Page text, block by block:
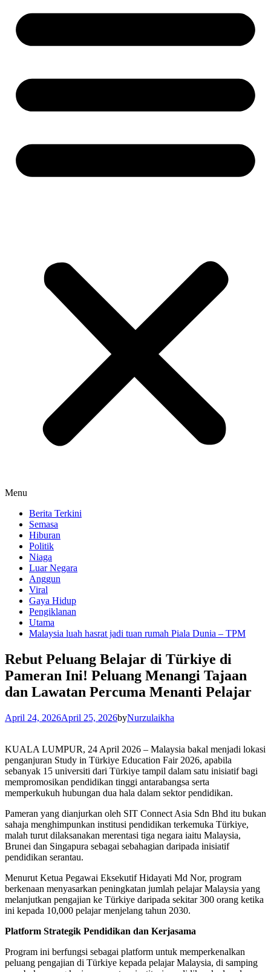
Menu
Berita Terkini
Semasa
Hiburan
Politik
Niaga
Luar Negara
Anggun
Viral
Gaya Hidup
Pengiklanan
Utama
Malaysia luah hasrat jadi tuan rumah Piala Dunia – TPM
Rebut Peluang Belajar di Türkiye di
Pameran Ini! Peluang Menangi Tajaan
dan Lawatan Percuma Menanti Pelajar
April 24, 2026April 25, 2026byNurzulaikha
KUALA LUMPUR, 24 April 2026 – Malaysia bakal menjadi lokasi
penganjuran Study in Türkiye Education Fair 2026, apabila
sebanyak 15 universiti dari Türkiye tampil dalam satu inisiatif bagi
mempromosikan pendidikan tinggi antarabangsa serta
memperkukuh hubungan dua hala dalam sektor pendidikan.
Pameran yang dianjurkan oleh SIT Connect Asia Sdn Bhd itu bukan
sahaja menghimpunkan institusi pendidikan terkemuka Türkiye,
malah turut dilaksanakan merentasi tiga negara iaitu Malaysia,
Brunei dan Singapura sebagai sebahagian daripada inisiatif
pendidikan serantau.
Menurut Ketua Pegawai Eksekutif Hidayati Md Nor, program
berkenaan menyasarkan peningkatan jumlah pelajar Malaysia yang
melanjutkan pengajian ke Türkiye daripada sekitar 300 orang ketika
ini kepada 10,000 pelajar menjelang tahun 2030.
Platform Strategik Pendidikan dan Kerjasama
Program ini berfungsi sebagai platform untuk memperkenalkan
peluang pengajian di Türkiye kepada pelajar Malaysia, di samping